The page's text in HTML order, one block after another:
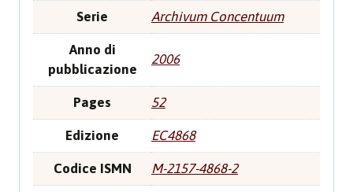
Serie Archivum Concentuum
Anno di
pubblicazione
2006
Pages 52
Edizione EC4868
Codice ISMN M-2157-4868-2